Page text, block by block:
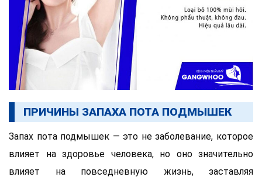
ПРИЧИНЫ ЗАПАХА ПОТА ПОДМЫШЕК
Запах пота подмышек — это не заболевание, которое
влияет на здоровье человека, но оно значительно
влияет на повседневную жизнь, заставляя